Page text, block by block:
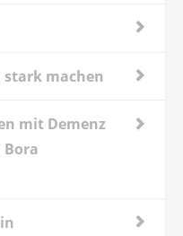
stark machen
mit Demenz